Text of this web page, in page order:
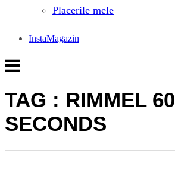
Placerile mele
InstaMagazin
TAG : RIMMEL 60
SECONDS